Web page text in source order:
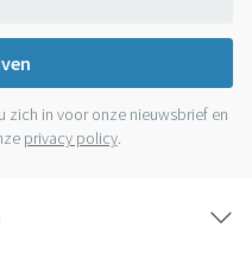
zich in voor onze nieuwsbrief en
privacy policy.